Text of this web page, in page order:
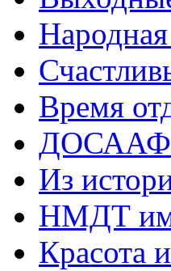
Время
ДОСААФ
Из
НМДТ
Красота